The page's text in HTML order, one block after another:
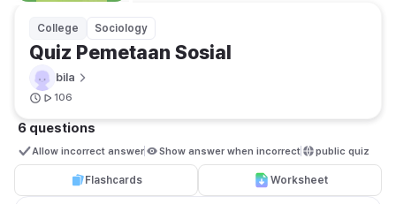
College Sociology
Quiz Pemetaan Sosial
bila
106
6 questions
Allow incorrect answer Show answer when incorrect public quiz
Flashcards Worksheet